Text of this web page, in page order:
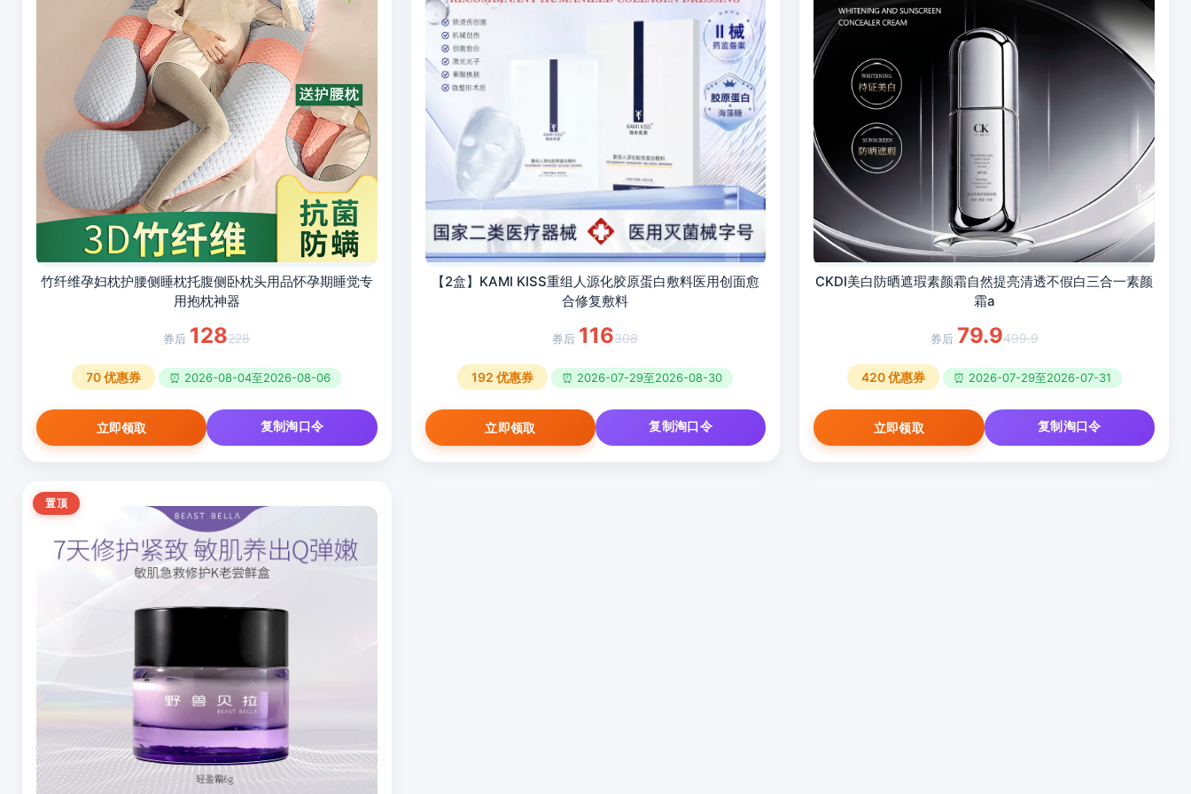
竹纤维孕妇枕护腰侧睡枕托腹侧卧枕头用品怀孕期睡觉专
用抱枕神器
128228
70优惠券 ⏰ 2026-08-04至2026-08-06
立即领取 复制淘口令
【2盒】KAMI KISS重组人源化胶原蛋白敷料医用创面愈
合修复敷料
116308
192 优惠券 ⏰ 2026-07-29至2026-08-30
立即领取 复制淘口令
CKDI美白防晒遮瑕素颜霜自然提亮清透不假白三合一素颜
霜a
79.9499.9
420优惠券 ⏰ 2026-07-29至2026-07-31
立即领取 复制淘口令
置顶